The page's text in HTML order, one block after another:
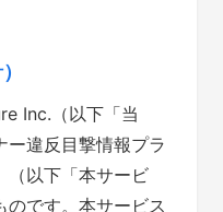
Inc.（以下「当
ー違反目撃情報プラ
（以下「本サービ
のです。本サービス